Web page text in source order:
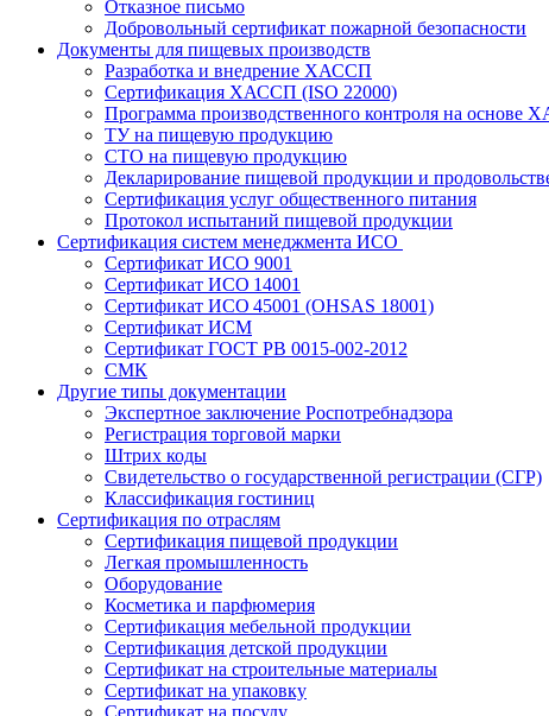
Отказное письмо
Добровольный сертификат пожарной безопасности
Документы для пищевых производств
Разработка и внедрение ХАССП
Сертификация ХАССП (ISO 22000)
Программа производственного контроля на основе
ТУ на пищевую продукцию
СТО на пищевую продукцию
Декларирование пищевой продукции и
Сертификация услуг общественного питания
Протокол испытаний пищевой продукции
Сертификация систем менеджмента ИСО
Сертификат ИСО 9001
Сертификат ИСО 14001
Сертификат ИСО 45001 (OHSAS 18001)
Сертификат ИСМ
Сертификат ГОСТ РВ 0015-002-2012
СМК
Другие типы документации
Экспертное заключение Роспотребнадзора
Регистрация торговой марки
Штрих коды
Свидетельство о государственной регистрации (СГР)
Классификация гостиниц
Сертификация по отраслям
Сертификация пищевой продукции
Легкая промышленность
Оборудование
Косметика и парфюмерия
Сертификация мебельной продукции
Сертификация детской продукции
Сертификат на строительные материалы
Сертификат на упаковку
Сертификат на посуду